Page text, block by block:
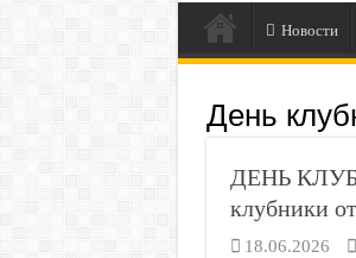
Новости
День
ДЕНЬ
клубники
18.06.2026